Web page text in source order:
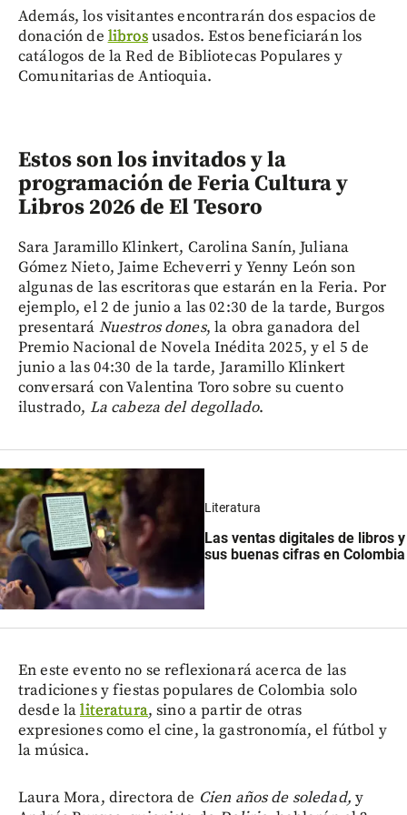
Además, los visitantes encontrarán dos espacios de
donación de librosusados. Estos beneficiarán los
catálogos de la Red de Bibliotecas Populares y
Comunitarias de Antioquia.
Estos son los invitados y la
programación de Feria Cultura y
Libros 2026 de El Tesoro
Sara Jaramillo Klinkert, Carolina Sanín, Juliana
Gómez Nieto, Jaime Echeverri y Yenny León son
algunas de las escritoras que estarán en la Feria. Por
ejemplo, el 2 de junio a las 02:30 de la tarde, Burgos
presentará Nuestros dones, la obra ganadora del
Premio Nacional de Novela Inédita 2025, y el 5 de
junio a las 04:30 de la tarde, Jaramillo Klinkert
conversará con Valentina Toro sobre su cuento
ilustrado, La cabeza del degollado.
Literatura
Las ventas digitales de libros y
sus buenas cifras en Colombia
En este evento no se reflexionará acerca de las
tradiciones y fiestas populares de Colombia solo
desde laliteratura, sino a partir de otras
expresiones como el cine, la gastronomía, el fútbol y
la música.
Laura Mora, directora de Cien años de soledad, y